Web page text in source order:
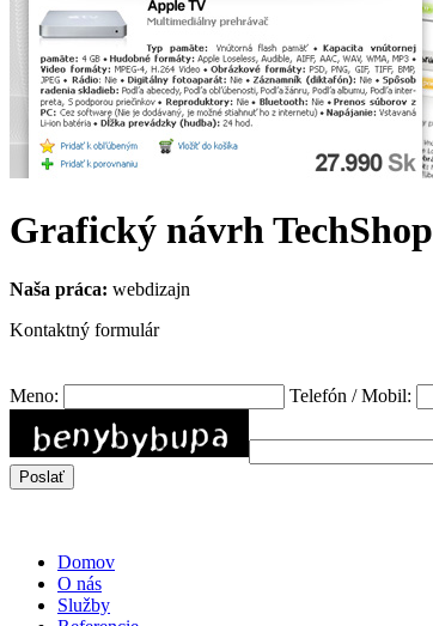
Grafický návrh TechShop
Naša práca: webdizajn
Kontaktný formulár
Meno: Telefón / Mobil:
Domov
O nás
Služby